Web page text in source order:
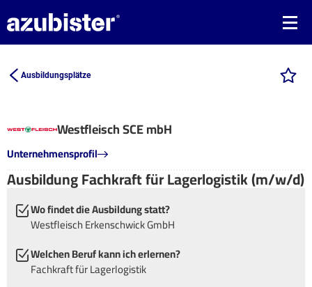
Ausbildungsplätze
Westfleisch SCE mbH
Unternehmensprofil
Ausbildung Fachkraft für Lagerlogistik (m/w/d)
Wo findet die Ausbildung statt?
Westfleisch Erkenschwick GmbH
Welchen Beruf kann ich erlernen?
Fachkraft für Lagerlogistik